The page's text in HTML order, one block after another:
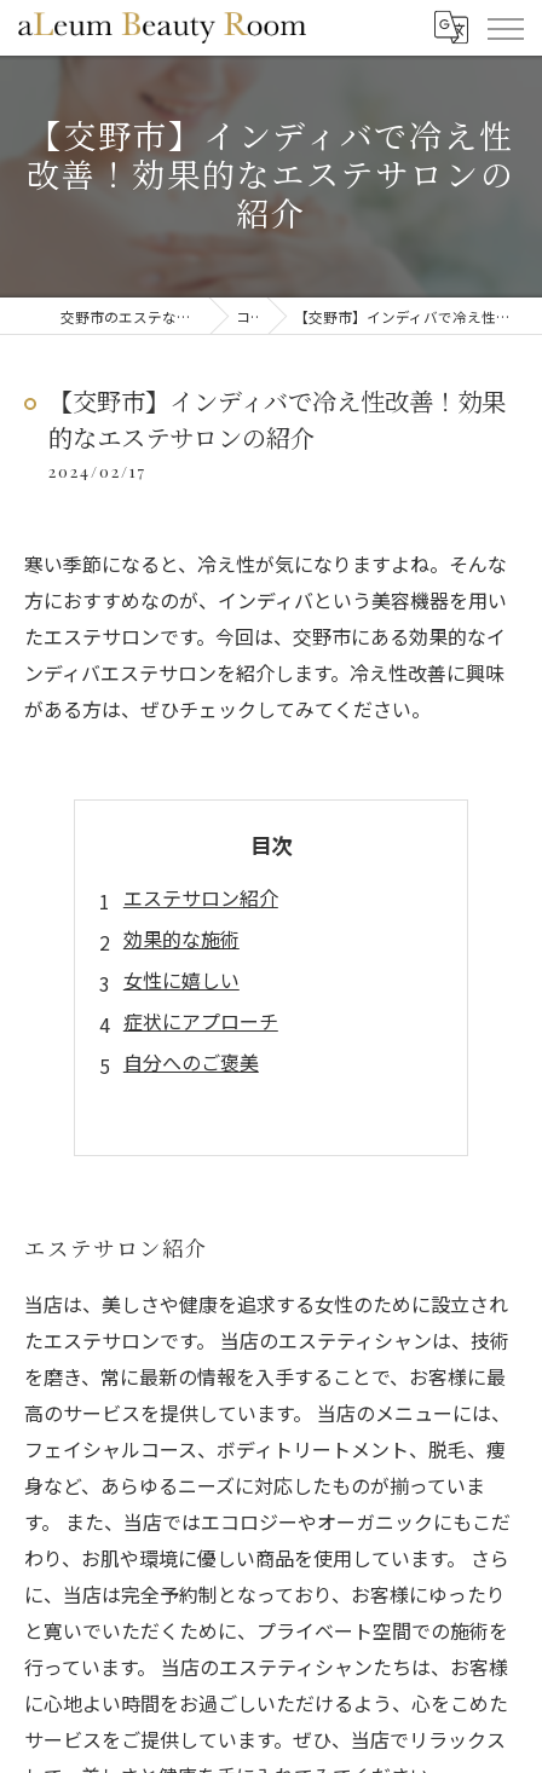
【交野市】インディバで冷え性
改善！効果的なエステサロンの
紹介
交野市のエステならaLeum Beauty Room コラム 【交野市】インディバで冷え性改善！効果的なエステサロンの紹介
【交野市】インディバで冷え性改善！効果
的なエステサロンの紹介
2024/02/17
寒い季節になると、冷え性が気になりますよね。そんな
方におすすめなのが、インディバという美容機器を用い
たエステサロンです。今回は、交野市にある効果的なイ
ンディバエステサロンを紹介します。冷え性改善に興味
がある方は、ぜひチェックしてみてください。
目次
エステサロン紹介
効果的な施術
女性に嬉しい
症状にアプローチ
自分へのご褒美
エステサロン紹介
当店は、美しさや健康を追求する女性のために設立され
たエステサロンです。 当店のエステティシャンは、技術
を磨き、常に最新の情報を入手することで、お客様に最
高のサービスを提供しています。 当店のメニューには、
フェイシャルコース、ボディトリートメント、脱毛、痩
身など、あらゆるニーズに対応したものが揃っていま
す。 また、当店ではエコロジーやオーガニックにもこだ
わり、お肌や環境に優しい商品を使用しています。 さら
に、当店は完全予約制となっており、お客様にゆったり
と寛いでいただくために、プライベート空間での施術を
行っています。 当店のエステティシャンたちは、お客様
に心地よい時間をお過ごしいただけるよう、心をこめた
サービスをご提供しています。ぜひ、当店でリラックス